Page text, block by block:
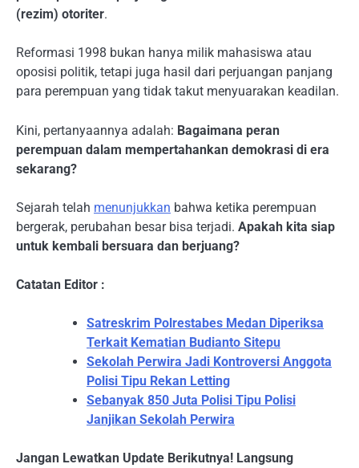
(rezim) otoriter.
Reformasi 1998 bukan hanya milik mahasiswa atau
oposisi politik, tetapi juga hasil dari perjuangan panjang
para perempuan yang tidak takut menyuarakan keadilan.
Kini, pertanyaannya adalah: Bagaimana peran
perempuan dalam mempertahankan demokrasi di era
sekarang?
Sejarah telah menunjukkan bahwa ketika perempuan
bergerak, perubahan besar bisa terjadi. Apakah kita siap
untuk kembali bersuara dan berjuang?
Catatan Editor :
Satreskrim Polrestabes Medan Diperiksa
Terkait Kematian Budianto Sitepu
Sekolah Perwira Jadi Kontroversi Anggota
Polisi Tipu Rekan Letting
Sebanyak 850 Juta Polisi Tipu Polisi
Janjikan Sekolah Perwira
Jangan Lewatkan Update Berikutnya! Langsung